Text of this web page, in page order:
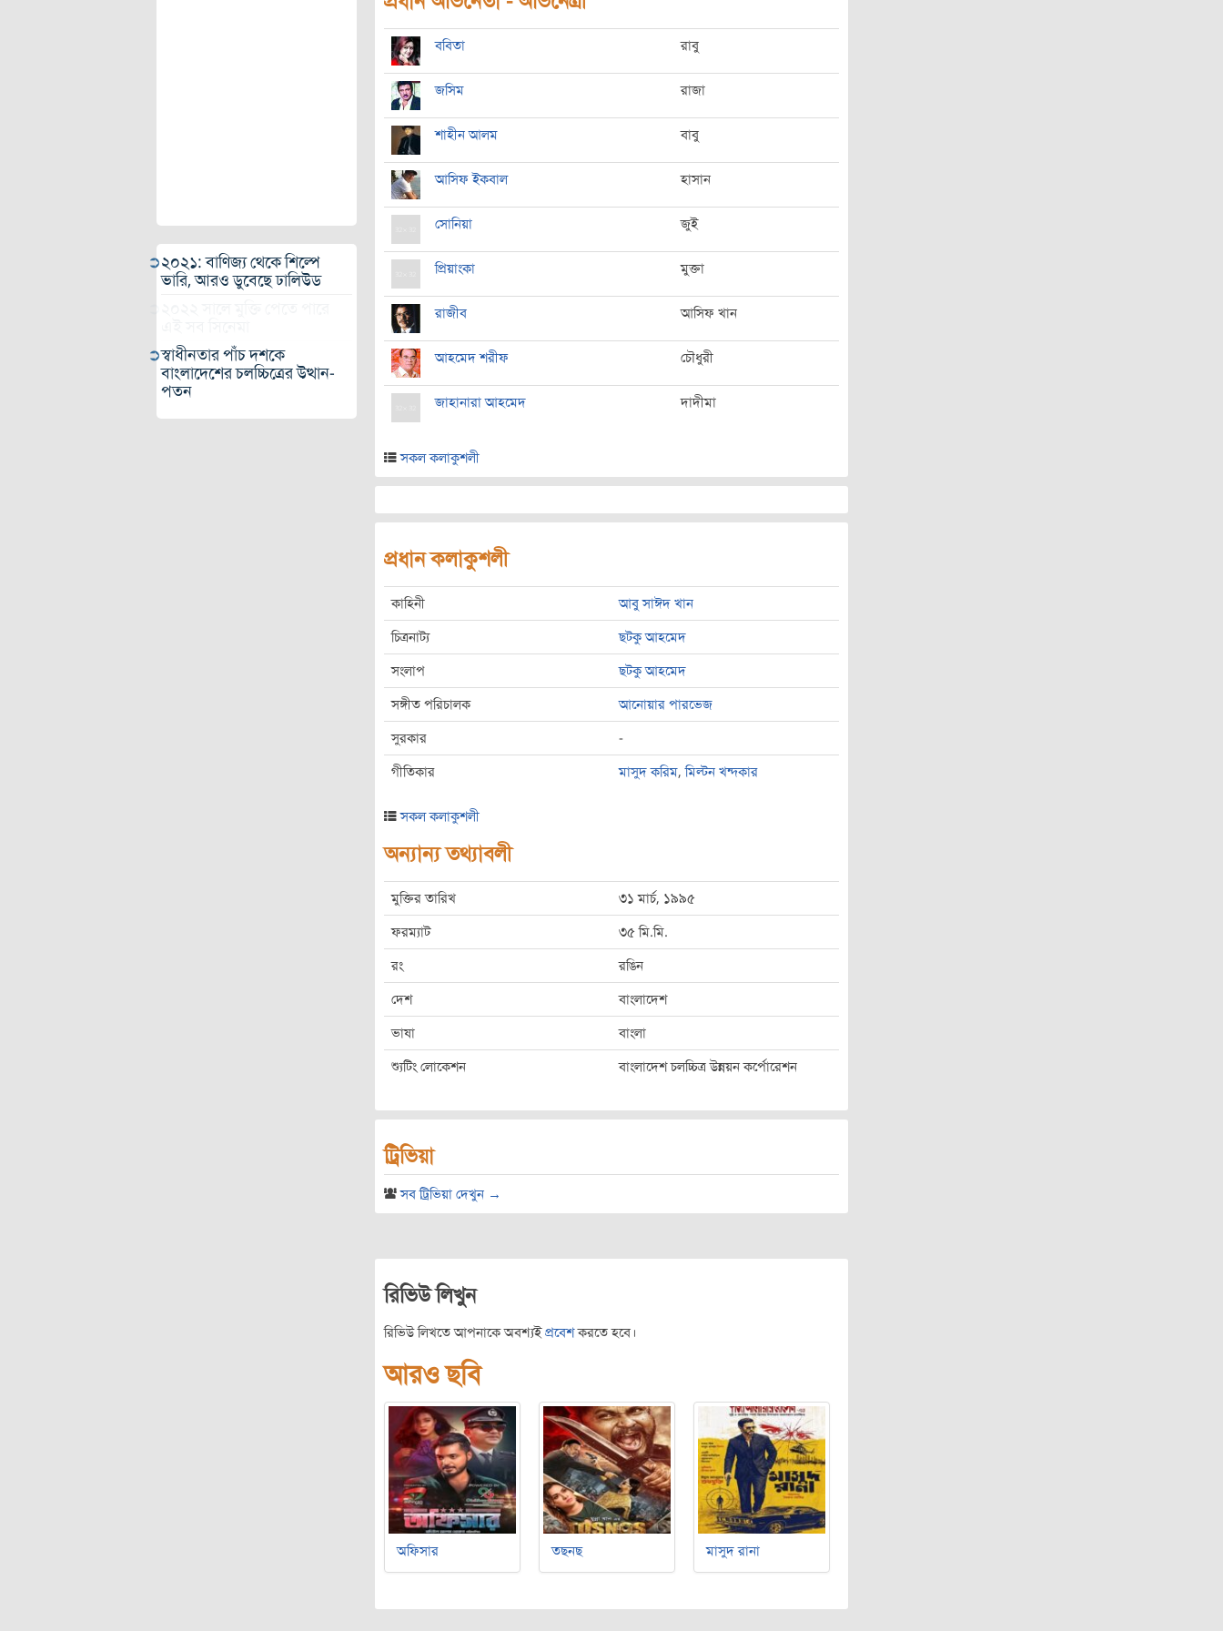
২০২১: বাণিজ্য থেকে শিল্পে
ভারি, আরও ডুবেছে ঢালিউড
স্বাধীনতার পাঁচ দশকে
বাংলাদেশের চলচ্চিত্রের উত্থান-
পতন
ববিতা রাবু
জসিম রাজা
শাহীন আলম বাবু
আসিফ ইকবাল হাসান
সোনিয়া জুই
প্রিয়াংকা মুক্তা
রাজীব আসিফ খান
আহমেদ শরীফ চৌধুরী
জাহানারা আহমেদ দাদীমা
সকল কলাকুশলী
প্রধান কলাকুশলী
কাহিনী আবু সাঈদ খান
চিত্রনাট্য ছটকু আহমেদ
সংলাপ ছটকু আহমেদ
সঙ্গীত পরিচালক আনোয়ার পারভেজ
সুরকার -
গীতিকার মাসুদ করিম,মিল্টন খন্দকার
সকল কলাকুশলী
অন্যান্য তথ্যাবলী
মুক্তির তারিখ ৩১ মার্চ, ১৯৯৫
ফরম্যাট ৩৫ মি.মি.
রং রঙিন
দেশ বাংলাদেশ
ভাষা বাংলা
শ্যুটিং লোকেশন বাংলাদেশ চলচ্চিত্র উন্নয়ন কর্পোরেশন
ট্রিভিয়া
সব ট্রিভিয়া দেখুন →
রিভিউ লিখুন
রিভিউ লিখতে আপনাকে অবশ্যইপ্রবেশকরতে হবে।
আরও ছবি
অফিসার তছনছ মাসুদ রানা